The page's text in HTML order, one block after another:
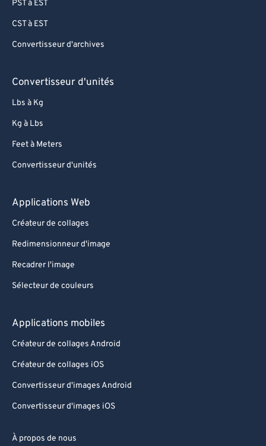
PST à EST
CST à EST
Convertisseur d'archives
Convertisseur d'unités
Lbs à Kg
Kg à Lbs
Feet à Meters
Convertisseur d'unités
Applications Web
Créateur de collages
Redimensionneur d'image
Recadrer l'image
Sélecteur de couleurs
Applications mobiles
Créateur de collages Android
Créateur de collages iOS
Convertisseur d'images Android
Convertisseur d'images iOS
À propos de nous